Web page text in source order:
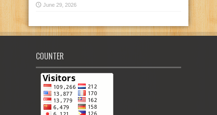
June 29, 2026
COUNTER